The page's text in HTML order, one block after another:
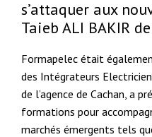
s’attaquer aux
Taieb ALI BAKIR
Formapelec était
des Intégrateurs
de l’agence de Cachan, a
formations pour
marchés émergents tels